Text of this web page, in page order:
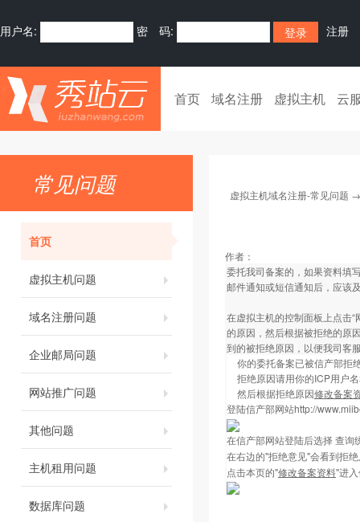
用户名: 密 码: 注册
首页 域名注册 虚拟主机 云
常见问题
首页
虚拟主机问题
域名注册问题
企业邮局问题
网站推广问题
其他问题
主机租用问题
数据库问题
虚拟主机域名注册-常见问题
作者：
委托我司备案的，如果资料填
邮件通知或短信通知后，应该
在虚拟主机的控制面板上点击
的原因，然后根据被拒绝的原
到的被拒绝原因，以便我司客
你的委托备案已被信产部拒
拒绝原因请用你的ICP用户
然后根据拒绝原因修改备案
登陆信产部网站http://
在信产部网站登陆后选择 查询
在右边的"拒绝意见"会看到拒
点击本页的"修改备案资料"进